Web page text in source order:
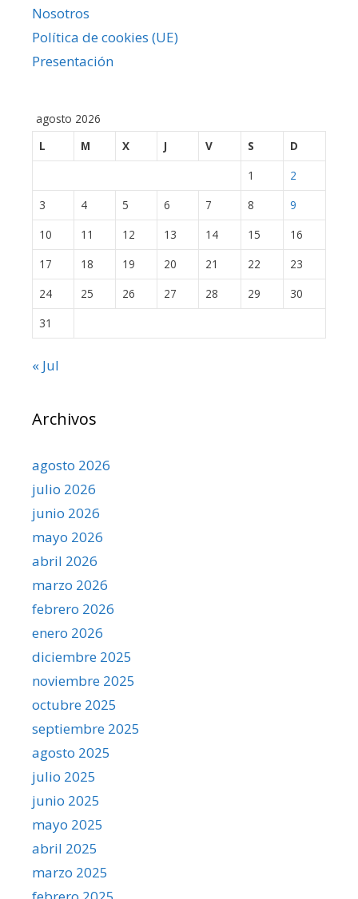
Nosotros
Política de cookies (UE)
Presentación
agosto 2026
L
M X J V S
D
1
2
3
4 5 6 7 8
9
10
11 12 13 14 15
16
17
18 19 20 21 22
23
24
25 26 27 28 29
30
31
« Jul
Archivos
agosto 2026
julio 2026
junio 2026
mayo 2026
abril 2026
marzo 2026
febrero 2026
enero 2026
diciembre 2025
noviembre 2025
octubre 2025
septiembre 2025
agosto 2025
julio 2025
junio 2025
mayo 2025
abril 2025
marzo 2025